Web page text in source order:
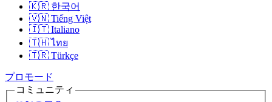
🇰🇷 한국어
🇻🇳 Tiếng Việt
🇮🇹 Italiano
🇹🇭 ไทย
🇹🇷 Türkçe
プロモード
コミュニティ